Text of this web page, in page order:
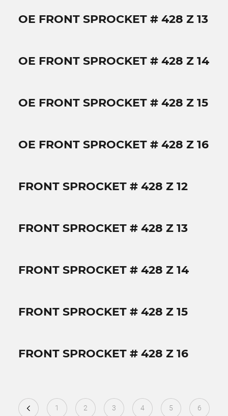
OE FRONT SPROCKET # 428 Z 13
OE FRONT SPROCKET # 428 Z 14
OE FRONT SPROCKET # 428 Z 15
OE FRONT SPROCKET # 428 Z 16
FRONT SPROCKET # 428 Z 12
FRONT SPROCKET # 428 Z 13
FRONT SPROCKET # 428 Z 14
FRONT SPROCKET # 428 Z 15
FRONT SPROCKET # 428 Z 16
1 2 3 4 5 6